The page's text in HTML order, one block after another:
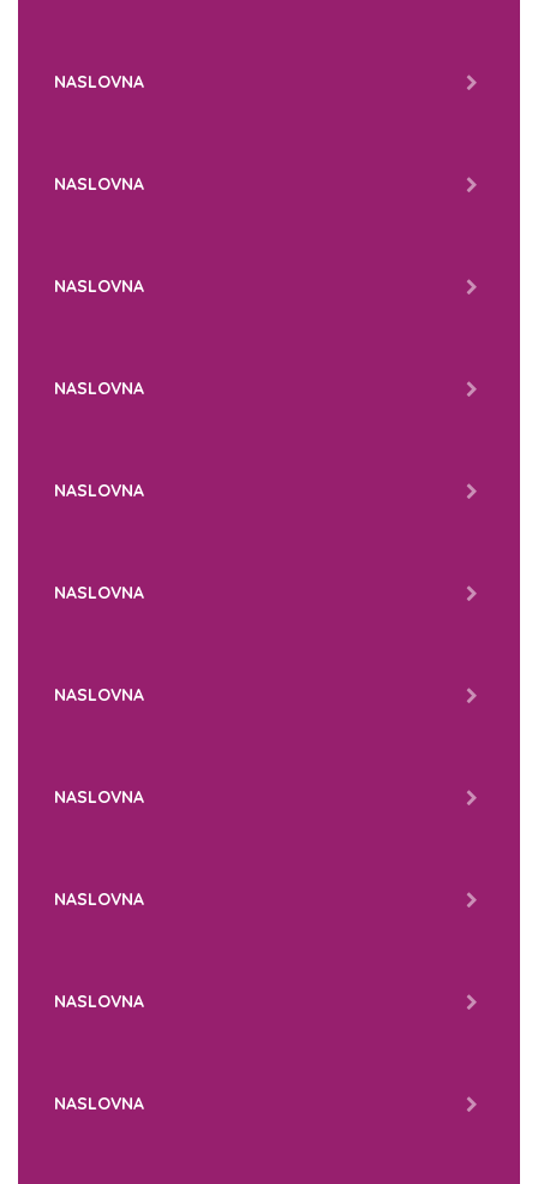
NASLOVNA
NASLOVNA
NASLOVNA
NASLOVNA
NASLOVNA
NASLOVNA
NASLOVNA
NASLOVNA
NASLOVNA
NASLOVNA
NASLOVNA